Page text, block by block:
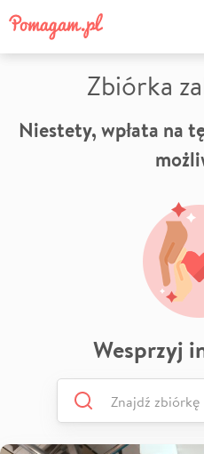
Zbiórka
Niestety, wpłata na
Wesprzyj